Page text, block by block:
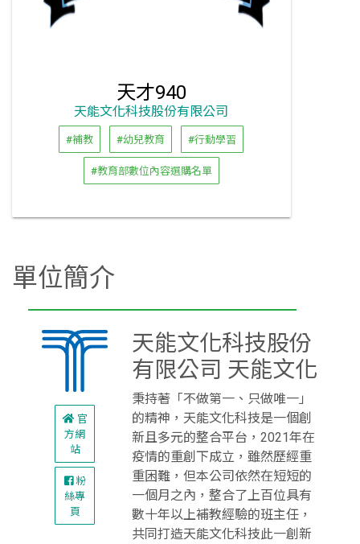
天才940
天能文化科技股份有限公司
#補教 #幼兒教育 #行動學習
#教育部數位內容選購名單
單位簡介
官
方網
站
粉
絲專
頁
天能文化科技股份
有限公司 天能文化
秉持著「不做第一、只做唯一」
的精神，天能文化科技是一個創
新且多元的整合平台，2021年在
疫情的重創下成立，雖然歷經重
重困難，但本公司依然在短短的
一個月之內，整合了上百位具有
數十年以上補教經驗的班主任，
共同打造天能文化科技此一創新